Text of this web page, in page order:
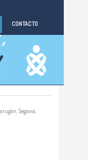
CONTACTO
Segovia,